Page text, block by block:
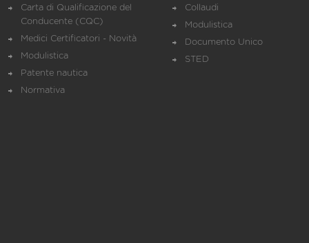
Carta di Qualificazione del
Conducente (CQC)
Medici Certificatori - Novità
Modulistica
Patente nautica
Normativa
Collaudi
Modulistica
Documento Unico
STED